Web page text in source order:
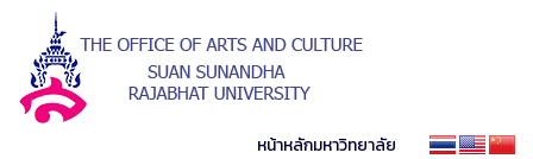
หน้าหลักมหาวิทยาลัย